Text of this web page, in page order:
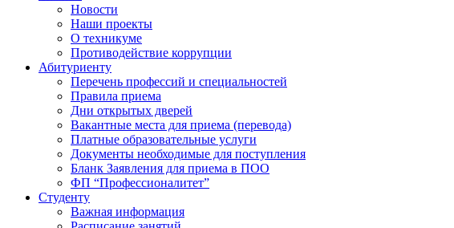
Новости
Наши проекты
О техникуме
Противодействие коррупции
Абитуриенту
Перечень профессий и специальностей
Правила приема
Дни открытых дверей
Вакантные места для приема (перевода)
Платные образовательные услуги
Документы необходимые для поступления
Бланк Заявления для приема в ПОО
ФП “Профессионалитет”
Студенту
Важная информация